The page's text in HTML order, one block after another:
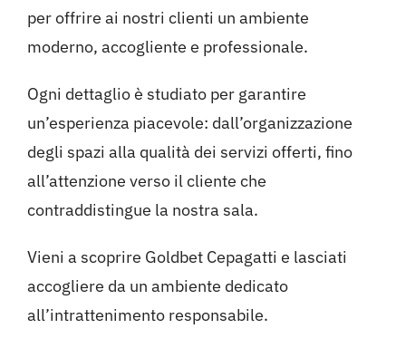
per offrire ai nostri clienti un ambiente
moderno, accogliente e professionale.
Ogni dettaglio è studiato per garantire
un’esperienza piacevole: dall’organizzazione
degli spazi alla qualità dei servizi offerti, fino
all’attenzione verso il cliente che
contraddistingue la nostra sala.
Vieni a scoprire Goldbet Cepagatti e lasciati
accogliere da un ambiente dedicato
all’intrattenimento responsabile.